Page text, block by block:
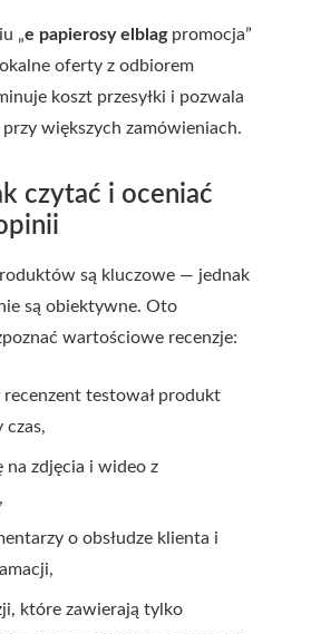
„e papierosy elblagpromocja”
oferty z odbiorem
koszt przesyłki i pozwala
większych zamówieniach.
czytać i oceniać
są kluczowe — jednak
są obiektywne. Oto
wartościowe recenzje:
recenzent testował produkt
czas,
na zdjęcia i wideo z
o obsłudze klienta i
które zawierają tylko